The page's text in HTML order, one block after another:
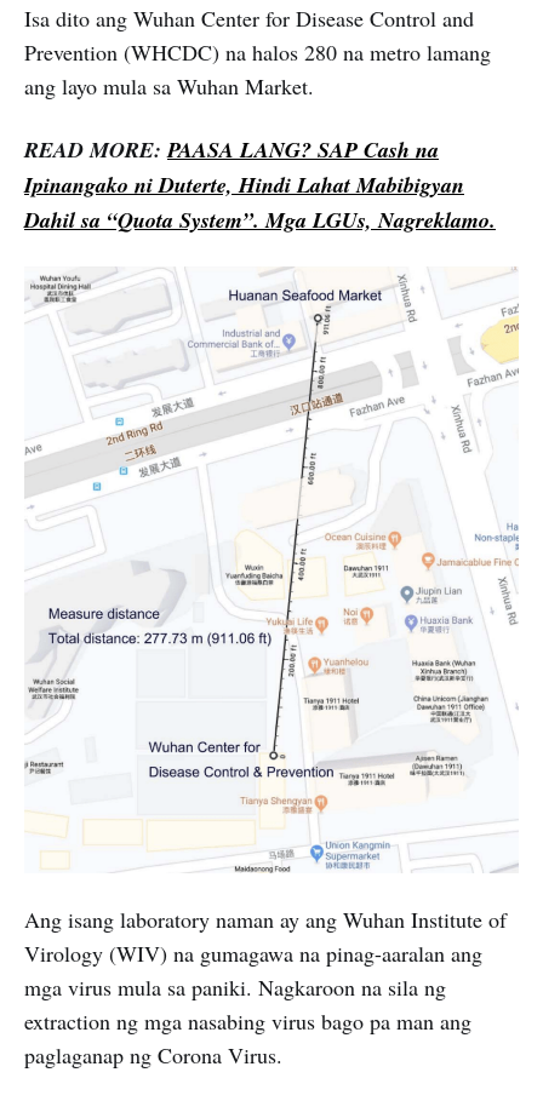
Isa dito ang Wuhan Center for Disease Control and
Prevention (WHCDC) na halos 280 na metro lamang
ang layo mula sa Wuhan Market.
READ MORE:PAASA LANG? SAP Cash na
Ipinangako ni Duterte, Hindi Lahat Mabibigyan
Dahil sa “Quota System”. Mga LGUs, Nagreklamo.
Ang isang laboratory naman ay ang Wuhan Institute of
Virology (WIV) na gumagawa na pinag-aaralan ang
mga virus mula sa paniki. Nagkaroon na sila ng
extraction ng mga nasabing virus bago pa man ang
paglaganap ng Corona Virus.